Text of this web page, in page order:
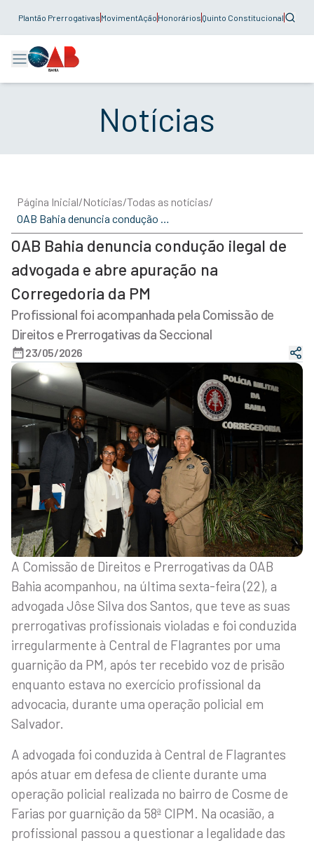
Plantão Prerrogativas MovimentAção Honorários Quinto Constitucional
Notícias
Página Inicial/Notícias/Todas as notícias/
OAB Bahia denuncia condução ilegal de
advogada e abre apuração na
Corregedoria da PM
Profissional foi acompanhada pela Comissão de
Direitos e Prerrogativas da Seccional
23/05/2026
A Comissão de Direitos e Prerrogativas da OAB
Bahia acompanhou, na última sexta-feira (22), a
advogada Jôse Silva dos Santos, que teve as suas
prerrogativas profissionais violadas e foi conduzida
irregularmente à Central de Flagrantes por uma
guarnição da PM, após ter recebido voz de prisão
enquanto estava no exercício profissional da
advocacia, durante uma operação policial em
Salvador.
A advogada foi conduzida à Central de Flagrantes
após atuar em defesa de cliente durante uma
operação policial realizada no bairro de Cosme de
Farias por guarnição da 58ª CIPM. Na ocasião, a
profissional passou a questionar a legalidade das